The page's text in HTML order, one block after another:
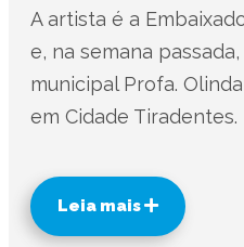
A artista é a
e, na semana
municipal Profa.
em Cidade Tiradentes.
Leia mais